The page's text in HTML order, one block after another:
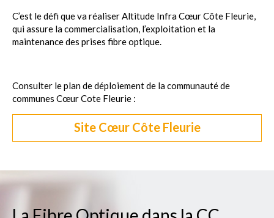
C’est le défi que va réaliser Altitude Infra Cœur Côte Fleurie,
qui assure la commercialisation, l’exploitation et la
maintenance des prises fibre optique.
Consulter le plan de déploiement de la communauté de
communes Cœur Cote Fleurie :
Site Cœur Côte Fleurie